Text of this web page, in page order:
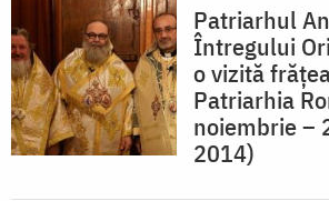
Patriarhul
Întregului
o vizită
Patriarhia
noiembrie –
2014)